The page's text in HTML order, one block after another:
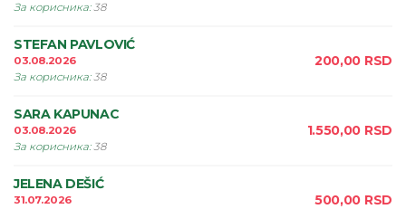
За корисника:38
STEFAN PAVLOVIĆ
03.08.2026
За корисника:38
200,00 RSD
SARA KAPUNAC
03.08.2026
За корисника:38
1.550,00 RSD
JELENA DEŠIĆ
31.07.2026
500,00 RSD